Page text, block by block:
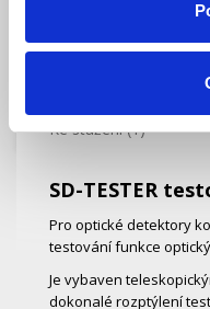
Ke stažení (1)
SD-TESTER
Pro optické detektory
testování funkce
Je vybaven
dokonalé rozptýlení